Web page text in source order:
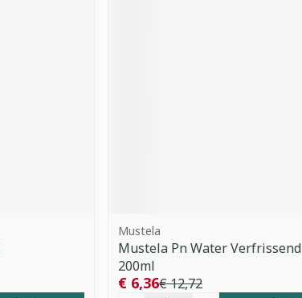
Mustela
Mustela Pn Water Verfrissend
200ml
€ 12,72
€ 6,36